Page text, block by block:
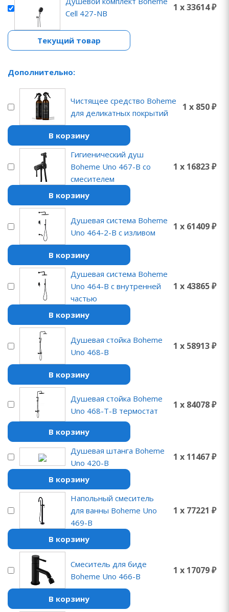
Cell 427-NB
1 x 33614 ₽
Текущий товар
Дополнительно:
Чистящее средство Boheme
для деликатных покрытий
1 x 850 ₽
В корзину
Гигиенический душ
Boheme Uno 467-B со
смесителем
1 x 16823 ₽
В корзину
Душевая система Boheme
Uno 464-2-B с изливом
1 x 61409 ₽
В корзину
Душевая система Boheme
Uno 464-B с внутренней
частью
1 x 43865 ₽
В корзину
Душевая стойка Boheme
Uno 468-B
1 x 58913 ₽
В корзину
Душевая стойка Boheme
Uno 468-T-B термостат
1 x 84078 ₽
В корзину
Душевая штанга Boheme
Uno 420-B
1 x 11467 ₽
В корзину
Напольный смеситель
для ванны Boheme Uno
469-B
1 x 77221 ₽
В корзину
Смеситель для биде
Boheme Uno 466-B
1 x 17079 ₽
В корзину